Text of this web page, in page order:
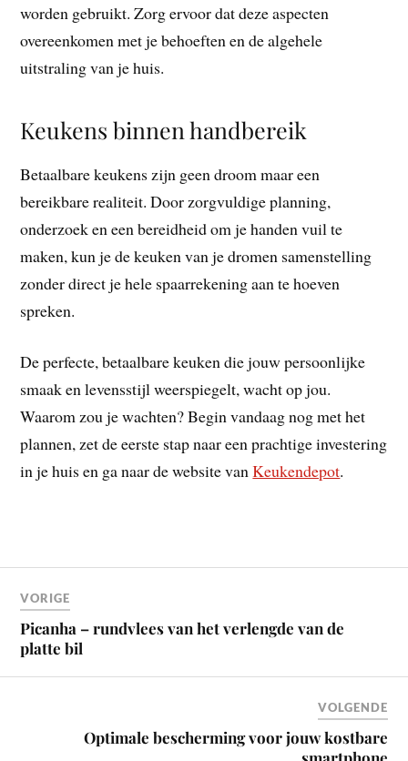
worden gebruikt. Zorg ervoor dat deze aspecten
overeenkomen met je behoeften en de algehele
uitstraling van je huis.
Keukens binnen handbereik
Betaalbare keukens zijn geen droom maar een
bereikbare realiteit. Door zorgvuldige planning,
onderzoek en een bereidheid om je handen vuil te
maken, kun je de keuken van je dromen samenstelling
zonder direct je hele spaarrekening aan te hoeven
spreken.
De perfecte, betaalbare keuken die jouw persoonlijke
smaak en levensstijl weerspiegelt, wacht op jou.
Waarom zou je wachten? Begin vandaag nog met het
plannen, zet de eerste stap naar een prachtige investering
in je huis en ga naar de website vanKeukendepot.
VORIGE
Picanha – rundvlees van het verlengde van de
platte bil
VOLGENDE
Optimale bescherming voor jouw kostbare